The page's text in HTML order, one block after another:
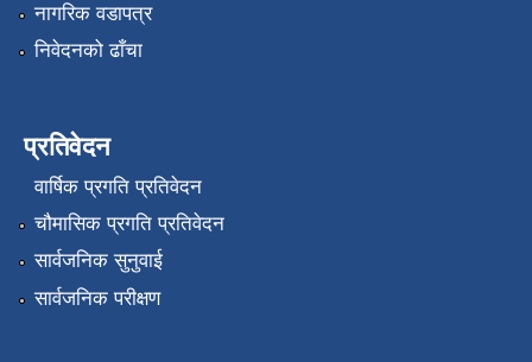
नागरिक वडापत्र
निवेदनको ढाँचा
प्रतिवेदन
वार्षिक प्रगति प्रतिवेदन
चौमासिक प्रगति प्रतिवेदन
सार्वजनिक सुनुवाई
सार्वजनिक परीक्षण